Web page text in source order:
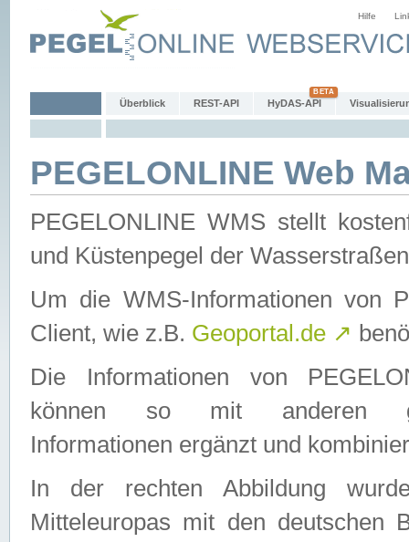
Hilfe
Überblick REST-API HyDAS-API
PEGELONLINE Web
PEGELONLINE WMS stellt
und Küstenpegel der
Um die WMS-Informationen von
Client, wie z.B. Geoportal.de ↗
Die Informationen von
können so mit anderen
Informationen ergänzt und
In der rechten Abbildung
Mitteleuropas mit den deutschen